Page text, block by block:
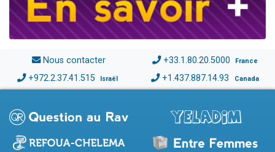
Nous contacter +33.1.80.20.5000 France
+972.2.37.41.515 Israël +1.437.887.14.93 Canada